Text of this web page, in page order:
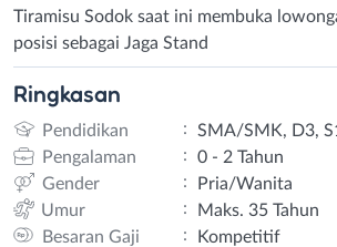
Tiramisu Sodok saat ini membuka
posisi sebagai Jaga Stand
Ringkasan
Pendidikan :
SMA/SMK, D3,
Pengalaman
:
0 - 2 Tahun
Gender
:
Pria/Wanita
Umur
:
Maks. 35 Tahun
Besaran Gaji
:
Kompetitif